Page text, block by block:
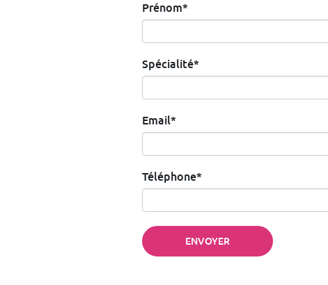
Prénom*
Spécialité*
Email*
Téléphone*